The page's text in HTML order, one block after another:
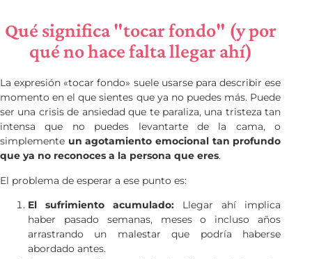
Qué significa "tocar fondo" (y por
qué no hace falta llegar ahí)
La expresión «tocar fondo» suele usarse para describir ese
momento en el que sientes que ya no puedes más. Puede
ser una crisis de ansiedad que te paraliza, una tristeza tan
intensa que no puedes levantarte de la cama, o
simplemente un agotamiento emocional tan profundo
que ya no reconoces a la persona que eres.
El problema de esperar a ese punto es:
El sufrimiento acumulado: Llegar ahí implica
haber pasado semanas, meses o incluso años
arrastrando un malestar que podría haberse
abordado antes.